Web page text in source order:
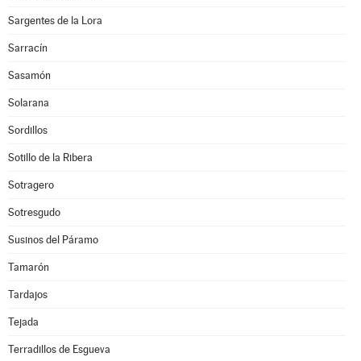
Sargentes de la Lora
Sarracín
Sasamón
Solarana
Sordillos
Sotillo de la Ribera
Sotragero
Sotresgudo
Susinos del Páramo
Tamarón
Tardajos
Tejada
Terradillos de Esgueva